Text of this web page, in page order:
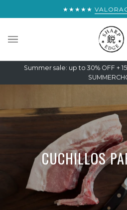
ENVÍO EXPRESS MUNDIAL
★★★★★
Summer sale: up to 30% OFF +
CUCHILLOS